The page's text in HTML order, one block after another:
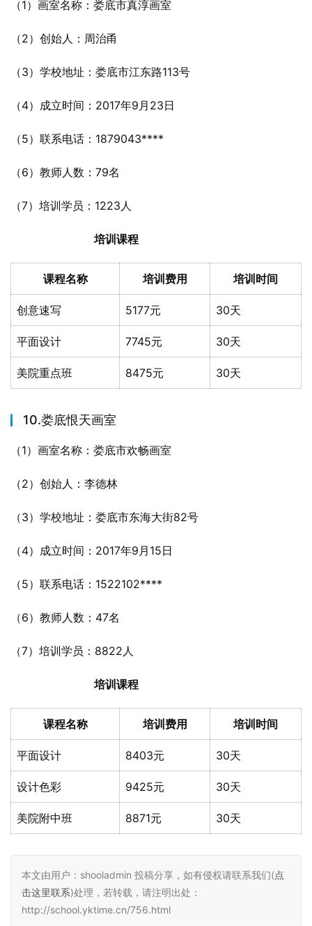
（1）画室名称：娄底市真淳画室
（2）创始人：周治甬
（3）学校地址：娄底市江东路113号
（4）成立时间：2017年9月23日
（5）联系电话：1879043****
（6）教师人数：79名
（7）培训学员：1223人
培训课程
课程名称 培训费用 培训时间
创意速写 5177元 30天
平面设计 7745元 30天
美院重点班 8475元 30天
10.娄底恨天画室
（1）画室名称：娄底市欢畅画室
（2）创始人：李德林
（3）学校地址：娄底市东海大街82号
（4）成立时间：2017年9月15日
（5）联系电话：1522102****
（6）教师人数：47名
（7）培训学员：8822人
培训课程
课程名称 培训费用 培训时间
平面设计 8403元 30天
设计色彩 9425元 30天
美院附中班 8871元 30天
本文由用户：shooladmin 投稿分享，如有侵权请联系我们(点
击这里联系)处理，若转载，请注明出处：
http://school.yktime.cn/756.html